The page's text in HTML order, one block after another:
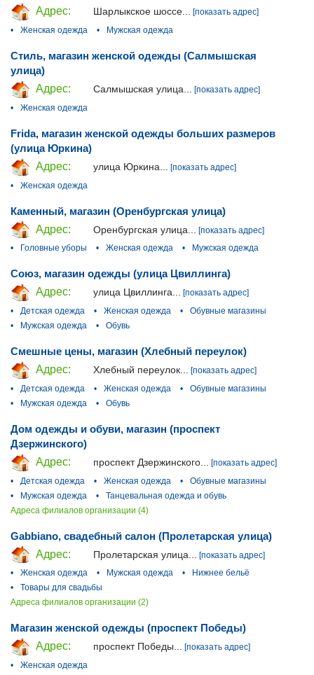
Адрес:
Шарлыкское шоссе... [показать адрес]
•
Женская одежда • Мужская одежда
Стиль, магазин женской одежды (Салмышская
улица)
Адрес:
Салмышская улица...
[показать адрес]
•
Женская одежда
Frida, магазин женской одежды больших размеров
(улица Юркина)
Адрес:
улица Юркина...
[показать адрес]
•
Женская одежда
Каменный, магазин (Оренбургская улица)
Адрес:
Оренбургская улица...
[показать адрес]
•
Головные уборы • Женская одежда • Мужская одежда
Союз, магазин одежды (улица Цвиллинга)
Адрес:
улица Цвиллинга... [показать адрес]
•
Детская одежда • Женская одежда •
Обувные магазины
•
Мужская одежда • Обувь
Смешные цены, магазин (Хлебный переулок)
Адрес:
Хлебный переулок...
[показать адрес]
•
Детская одежда • Женская одежда •
Обувные магазины
•
Мужская одежда • Обувь
Дом одежды и обуви, магазин (проспект
Дзержинского)
Адрес:
проспект Дзержинского...
[показать адрес]
•
Детская одежда • Женская одежда •
Обувные магазины
•
Мужская одежда •
Танцевальная одежда и обувь
Адреса филиалов организации (4)
Gabbiano, свадебный салон (Пролетарская улица)
Адрес:
Пролетарская улица...
[показать адрес]
•
Женская одежда • Мужская одежда •
Нижнее бельё
•
Товары для свадьбы
Адреса филиалов организации (2)
Магазин женской одежды (проспект Победы)
Адрес:
проспект Победы... [показать адрес]
•
Женская одежда